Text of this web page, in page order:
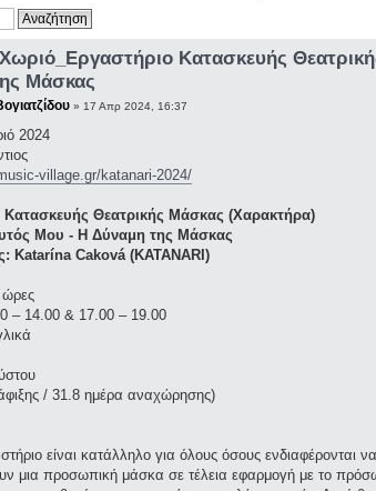
Κατασκευής
Μάσκας
» 17 Απρ 2024, 16:37
2024
village.gr/katanari-2024/
Κατασκευής Θεατρικής Μάσκας (Χαρακτήρα)
Μου - Η Δύναμη της Μάσκας
Katarína Caková (KATANARI)
ώρες
– 14.00 & 17.00 – 19.00
/ 31.8 ημέρα αναχώρησης)
είναι κατάλληλο για όλους όσους ενδιαφέρονται
μια προσωπική μάσκα σε τέλεια εφαρμογή με το